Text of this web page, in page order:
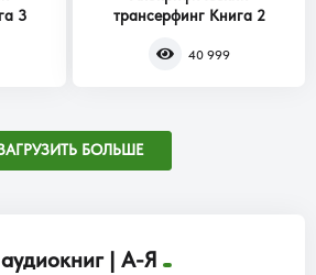
3
трансерфинг Книга 2
40 999
БОЛЬШЕ
| А-Я